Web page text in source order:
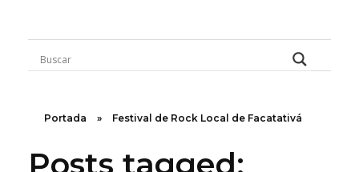
Rugidos Disidentes
Bogotá - Colombia | ISSN 2619-5569
Portada » Festival de Rock Local de Facatativá
Posts tagged: